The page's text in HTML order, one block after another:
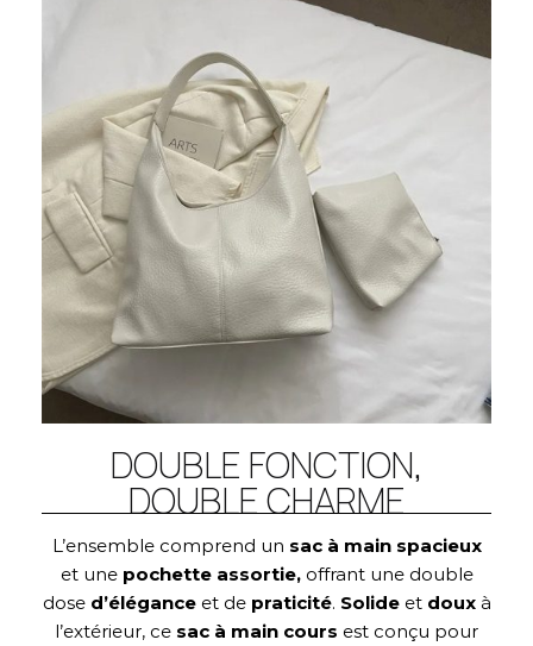
DOUBLE FONCTION,
DOUBLE CHARME
L’ensemble comprend un sac à main spacieux
et une pochette assortie,offrant une double
dosed’éléganceet de praticité. Solideet douxà
l’extérieur, ce sac à main cours est conçu pour